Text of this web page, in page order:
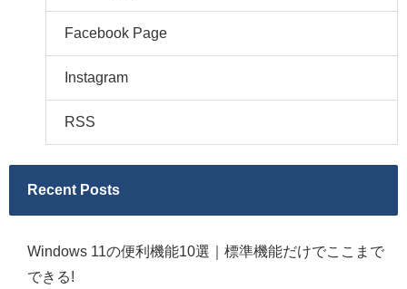
Facebook Page
Instagram
RSS
Recent Posts
Windows 11の便利機能10選｜標準機能だけでここまで
できる!